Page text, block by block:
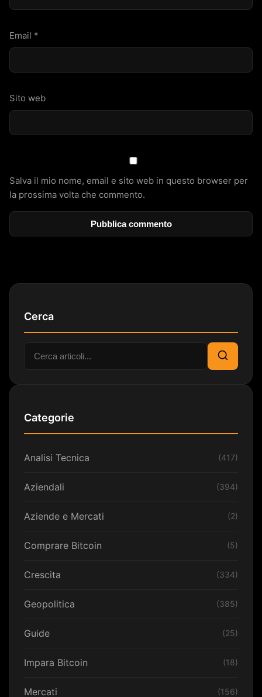
Email *
Sito web
Salva il mio nome, email e sito web in questo browser per
la prossima volta che commento.
Cerca
Cerca:
Cerca
Categorie
Analisi Tecnica (417)
Aziendali (394)
Aziende e Mercati (2)
Comprare Bitcoin (5)
Crescita (334)
Geopolitica (385)
Guide (25)
Impara Bitcoin (18)
Mercati (156)